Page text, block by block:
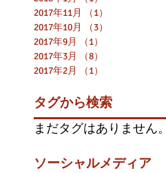
2017年11月
（1）
2017年10月
（3）
2017年9月
（1）
2017年3月
（8）
2017年2月
（1）
タグから検索
まだタグはありません。
ソーシャルメディア